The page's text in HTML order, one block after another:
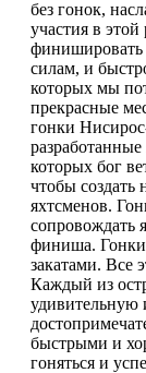
без гонок,
участия в этой
финишировать
силам, и
которых мы
прекрасные
гонки
которых бог
чтобы создать
яхтсменов.
сопровождать
финиша.
закатами. Все
Каждый из
удивительную
быстрыми и
гоняться и